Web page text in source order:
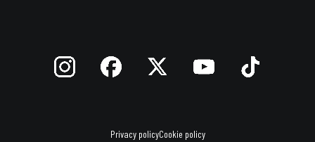
Privacy policyCookie policy